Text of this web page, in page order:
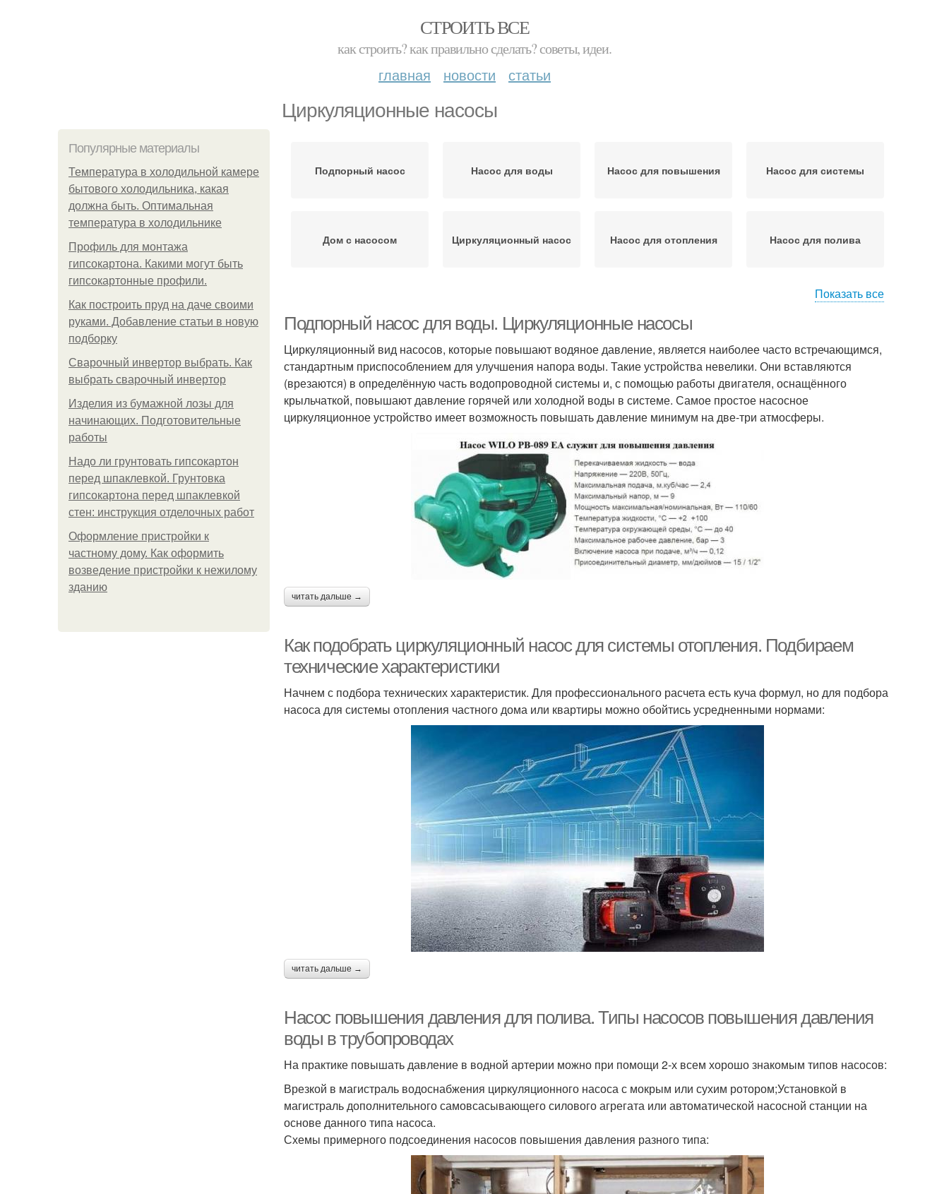
СТРОИТЬ ВСЕ
как строить? как правильно сделать? советы, идеи.
главная новости статьи
Циркуляционные насосы
Популярные материалы
Температура в холодильной камере
бытового холодильника, какая
должна быть. Оптимальная
температура в холодильнике
Профиль для монтажа
гипсокартона. Какими могут быть
гипсокартонные профили.
Как построить пруд на даче своими
руками. Добавление статьи в новую
подборку
Сварочный инвертор выбрать. Как
выбрать сварочный инвертор
Изделия из бумажной лозы для
начинающих. Подготовительные
работы
Надо ли грунтовать гипсокартон
перед шпаклевкой. Грунтовка
гипсокартона перед шпаклевкой
стен: инструкция отделочных работ
Оформление пристройки к
частному дому. Как оформить
возведение пристройки к нежилому
зданию
Подпорный насос Насос для воды Насос для повышения Насос для системы
Дом с насосом Циркуляционный насос Насос для отопления Насос для полива
Показать все
Подпорный насос для воды. Циркуляционные насосы
Циркуляционный вид насосов, которые повышают водяное давление, является наиболее часто встречающимся,
стандартным приспособлением для улучшения напора воды. Такие устройства невелики. Они вставляются
(врезаются) в определённую часть водопроводной системы и, с помощью работы двигателя, оснащённого
крыльчаткой, повышают давление горячей или холодной воды в системе. Самое простое насосное
циркуляционное устройство имеет возможность повышать давление минимум на две-три атмосферы.
читать дальше →
Как подобрать циркуляционный насос для системы отопления. Подбираем
технические характеристики
Начнем с подбора технических характеристик. Для профессионального расчета есть куча формул, но для подбора
насоса для системы отопления частного дома или квартиры можно обойтись усредненными нормами:
читать дальше →
Насос повышения давления для полива. Типы насосов повышения давления
воды в трубопроводах
На практике повышать давление в водной артерии можно при помощи 2-х всем хорошо знакомым типов насосов:
Врезкой в магистраль водоснабжения циркуляционного насоса с мокрым или сухим ротором;Установкой в
магистраль дополнительного самовсасывающего силового агрегата или автоматической насосной станции на
основе данного типа насоса.
Схемы примерного подсоединения насосов повышения давления разного типа: